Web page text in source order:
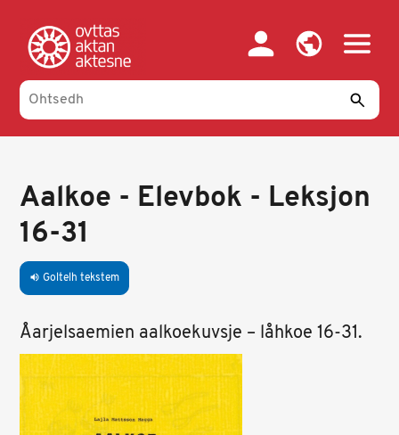
main
content
Aalkoe - Elevbok - Leksjon
16-31
volume_up Goltelh tekstem
Åarjelsaemien aalkoekuvsje – låhkoe 16-31.